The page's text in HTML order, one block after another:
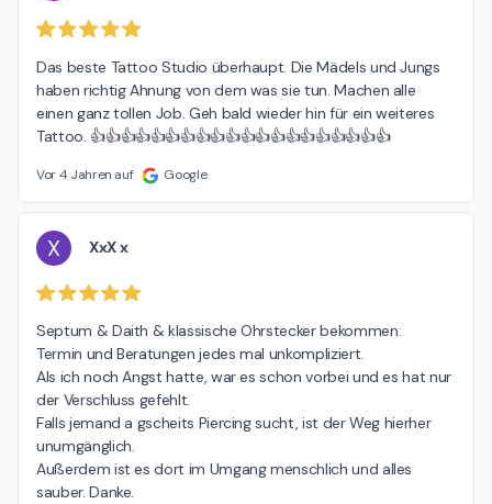
Das beste Tattoo Studio überhaupt. Die Mädels und Jungs
haben richtig Ahnung von dem was sie tun. Machen alle
einen ganz tollen Job. Geh bald wieder hin für ein weiteres
Tattoo. 👍👍👍👍👍👍👍👍👍👍👍👍👍👍👍👍👍👍👍👍
Vor 4 Jahren auf Google
X XxX x
Septum & Daith & klassische Ohrstecker bekommen:
Termin und Beratungen jedes mal unkompliziert.
Als ich noch Angst hatte, war es schon vorbei und es hat nur
der Verschluss gefehlt.
Falls jemand a gscheits Piercing sucht, ist der Weg hierher
unumgänglich.
Außerdem ist es dort im Umgang menschlich und alles
sauber. Danke.